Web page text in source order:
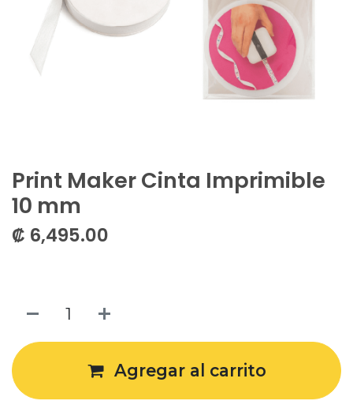
Print Maker Cinta Imprimible
10 mm
₡ 6,495.00
Agregar al carrito